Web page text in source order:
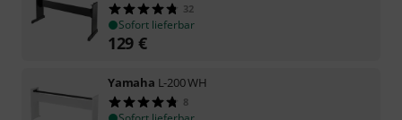
32
Sofort lieferbar
129 €
Yamaha L-200 WH
8